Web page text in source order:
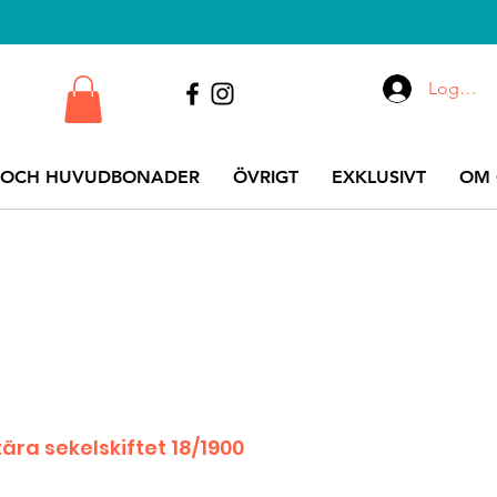
HUVUDBONADER ÖVRIGT EXKLUSIVT OM
Logga
sekelskiftet 18/1900